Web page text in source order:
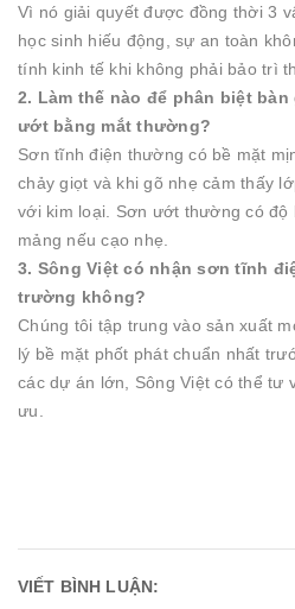
Vì nó giải quyết được đồng thời 3
học sinh hiếu động, sự an toàn
tính kinh tế khi không phải bảo trì
2. Làm thế nào để phân biệt
ướt bằng mắt thường?
Sơn tĩnh điện thường có bề mặt
chảy giọt và khi gõ nhẹ cảm thấy
với kim loại. Sơn ướt thường có độ
mảng nếu cạo nhẹ.
3. Sông Việt có nhận sơn tĩnh
trường không?
Chúng tôi tập trung vào sản xuất
lý bề mặt phốt phát chuẩn nhất
các dự án lớn, Sông Việt có thể tư
ưu.
VIẾT BÌNH LUẬN: